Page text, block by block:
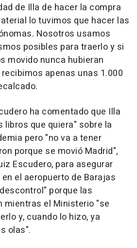
de Illa de hacer la compra
lo tuvimos que hacer las
Nosotros usamos
posibles para traerlo y si
movido nunca hubieran
apenas unas 1.000
ha comentado que Illa
libros que quiera" sobre la
pero "no va a tener
porque se movió Madrid",
Escudero, para asegurar
el aeropuerto de Barajas
porque las
mientras el Ministerio "se
y, cuando lo hizo, ya
olas".